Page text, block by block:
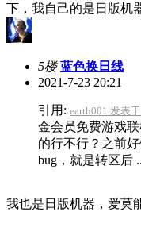
下，我自己的是日版机
5楼 蓝色换日线
2021-7-23 20:21
引用: earth001 发表
金会员免费游戏
的行不行？之前
bug，就是转区后
我也是日版机器，爱莫